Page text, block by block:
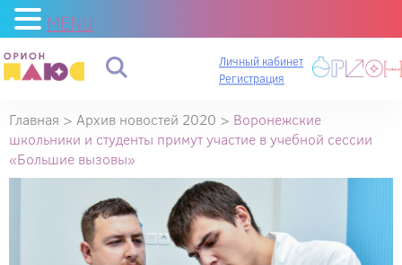
Личный кабинет
Регистрация
Главная > Архив новостей 2020 > Воронежские
школьники и студенты примут участие в учебной сессии
«Большие вызовы»
MENU